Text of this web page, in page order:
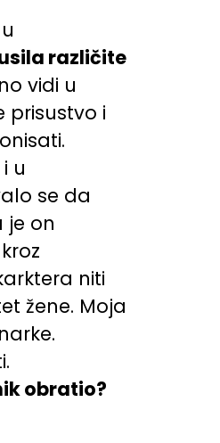
različite
vidi u
prisustvo i
u
se da
je on
niti
žene. Moja
obratio?